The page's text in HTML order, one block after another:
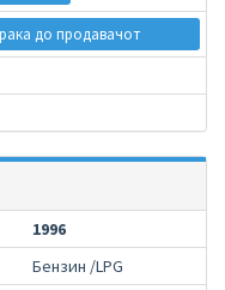
до продавачот
1996
Бензин /LPG